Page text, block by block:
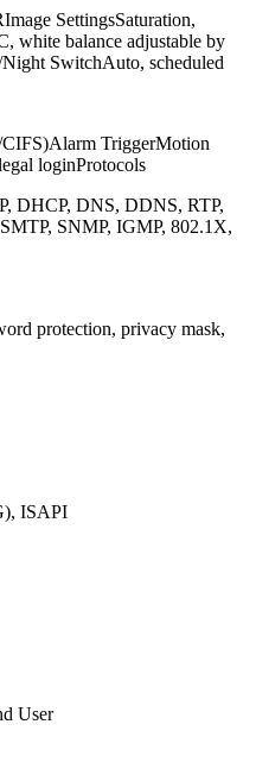
SettingsSaturation,
white balance adjustable by
SwitchAuto, scheduled
TriggerMotion
loginProtocols
DHCP, DNS, DDNS, RTP,
SNMP, IGMP, 802.1X,
protection, privacy mask,
ISAPI
User